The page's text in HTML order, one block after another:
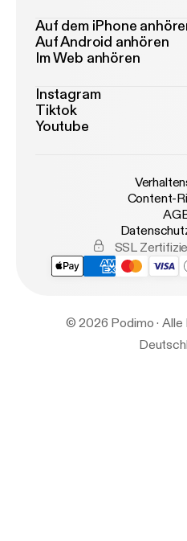
Auf dem iPhone
Auf Android anhören
Im Web anhören
Instagram
Tiktok
Youtube
Content-
SSL
© 2026 Podimo ·